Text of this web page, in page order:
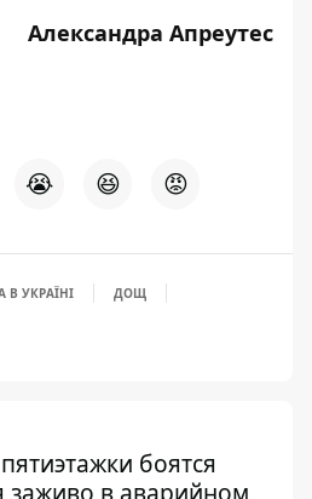
Александра Апреутес
😭 😆 😡
В УКРАЇНІ
ДОЩ
боятся
заживо в аварийном